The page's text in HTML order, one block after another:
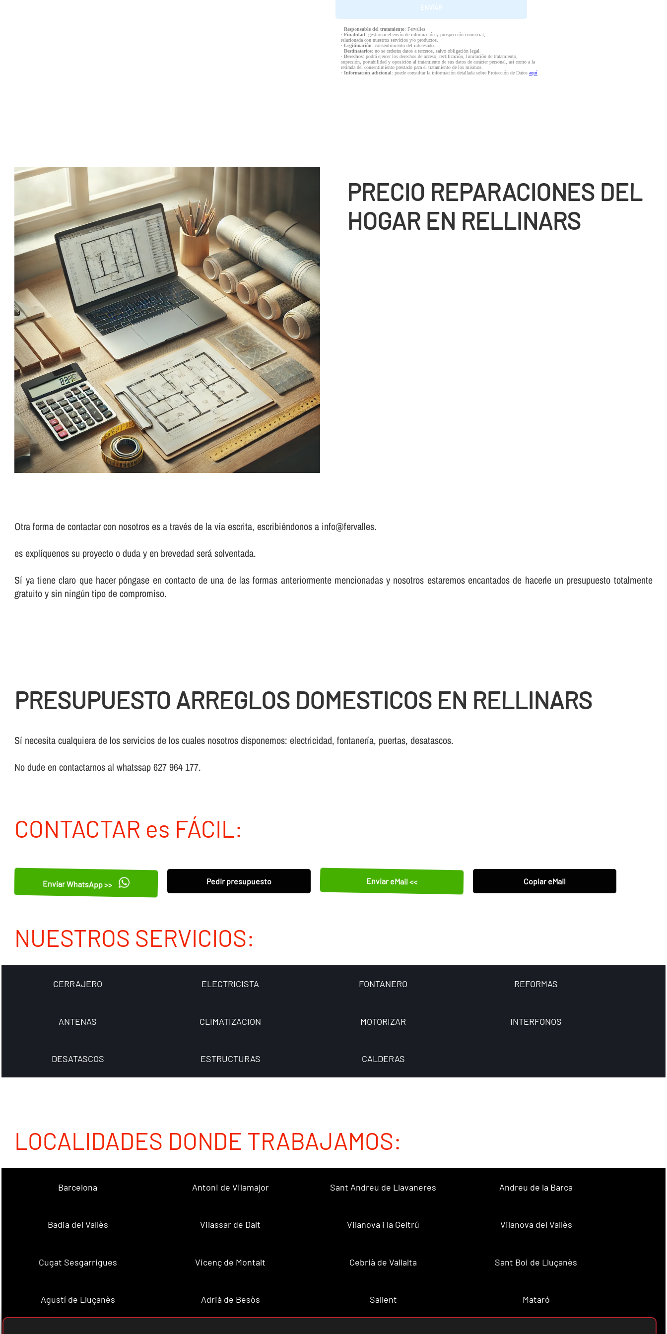
· Responsable del tratamiento: Fervalles
· Finalidad: gestionar el envío de información y prospección comercial,
relacionada con nuestros servicios y/o productos.
· Legitimación: consentimiento del interesado.
· Destinatarios: no se cederán datos a terceros, salvo obligación legal.
· Derechos: podrá ejercer los derechos de acceso, rectificación, limitación de tratamiento,
supresión, portabilidad y oposición al tratamiento de sus datos de carácter personal, así como a la
retirada del consentimiento prestado para el tratamiento de los mismos.
· Información adicional: puede consultar la información detallada sobre Protección de Datos aquí.
PRECIO REPARACIONES DEL
HOGAR EN RELLINARS
Otra forma de contactar con nosotros es a través de la vía escrita, escribiéndonos a info@fervalles.
es explíquenos su proyecto o duda y en brevedad será solventada.
Sí ya tiene claro que hacer póngase en contacto de una de las formas anteriormente mencionadas y nosotros estaremos encantados de hacerle un presupuesto totalmente
gratuito y sin ningún tipo de compromiso.
PRESUPUESTO ARREGLOS DOMESTICOS EN RELLINARS
Sí necesita cualquiera de los servicios de los cuales nosotros disponemos: electricidad, fontanería, puertas, desatascos.
No dude en contactarnos al whatssap 627 964 177.
CONTACTAR es FÁCIL:
Enviar WhatsApp >> Pedir presupuesto Enviar eMail << Copiar eMail
NUESTROS SERVICIOS:
CERRAJERO ELECTRICISTA FONTANERO REFORMAS
ANTENAS CLIMATIZACION MOTORIZAR INTERFONOS
DESATASCOS ESTRUCTURAS CALDERAS
LOCALIDADES DONDE TRABAJAMOS:
Barcelona Antoni de Vilamajor Sant Andreu de Llavaneres Andreu de la Barca
Badia del Vallès Vilassar de Dalt Vilanova i la Geltrú Vilanova del Vallès
Cugat Sesgarrigues Vicenç de Montalt Cebrià de Vallalta Sant Boi de Lluçanès
Agustí de Lluçanès Adrià de Besòs Sallent Mataró